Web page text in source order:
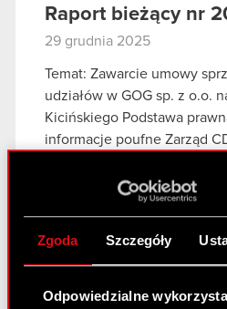
Zgoda Szczegóły
Odpowiedzialne
Raport bieżący nr
29 grudnia 2025
Temat: Zawarcie umowy
udziałów w GOG sp. z o.o.
Kicińskiego Podstawa
informacje poufne Zarząd
Raport bieżący nr